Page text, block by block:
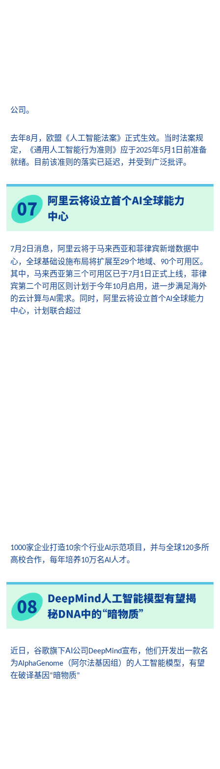
公司。
去年8月，欧盟《人工智能法案》正式生效。当时法案规
定，《通用人工智能行为准则》应于2025年5月 1 日前准备
就绪。目前该准则的落实已延迟，并受到广泛批评。
7月 2 日消息，阿里云将于马来西亚和菲律宾新增数据中
心，全球基础设施布局将扩展至29个地域、 90个可用区。
其中，马来西亚第三个可用区已于7月 1 日正式上线，菲律
宾第二个可用区则计划于今年10月启用，进一步满足海外
的云计算与AI 需求。同时，阿里云将设立首个AI 全球能力
中心，计划联合超过
1000家企业打造10余个行业AI 示范项目，并与全球120多所
高校合作，每年培养10万名AI 人才。
近日 ，谷歌旗下AI公司 DeepMind宣布，他们开发出一款名
为AlphaGenome （阿尔法基因组）的人工智能模型，有望
在破译基因 “暗物质”